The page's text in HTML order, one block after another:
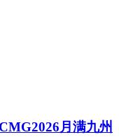
月满九州